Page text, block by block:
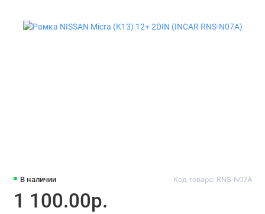
В наличии Код товара: RNS-N07A
1 100.00р.